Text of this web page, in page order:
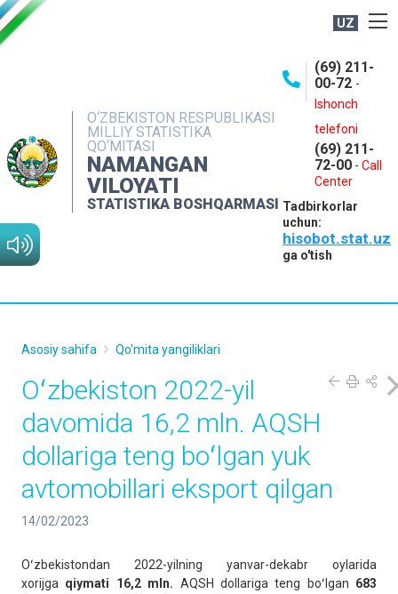
UZ
O‘ZBEKISTON RESPUBLIKASI
MILLIY STATISTIKA
QO‘MITASI
NAMANGAN
VILOYATI
STATISTIKA BOSHQARMASI
(69) 211-
00-72 -
Ishonch
telefoni
(69) 211-
72-00 - Call
Center
Tadbirkorlar
uchun:
hisobot.stat.uz
ga o'tish
NASHRLAR
INTERAKTIV XIZMATLAR
MATBUOT XIZMATI
MUROJAATLAR
Asosiy sahifa Qo'mita yangiliklari
Oʻzbekiston 2022-yil
davomida 16,2 mln. AQSH
dollariga teng boʻlgan yuk
avtomobillari eksport qilgan
14/02/2023
Oʻzbekistondan 2022-yilning yanvar-dekabr oylarida
xorijga qiymati 16,2 mln. AQSH dollariga teng boʻlgan 683